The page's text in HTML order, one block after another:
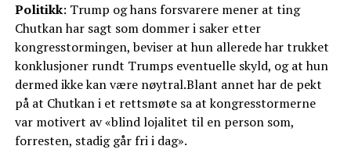
Politikk: Trump og hans forsvarere mener at ting
Chutkan har sagt som dommer i saker etter
kongresstormingen, beviser at hun allerede har trukket
konklusjoner rundt Trumps eventuelle skyld, og at hun
dermed ikke kan være nøytral.Blant annet har de pekt
på at Chutkan i et rettsmøte sa at kongresstormerne
var motivert av «blind lojalitet til en person som,
forresten, stadig går fri i dag».